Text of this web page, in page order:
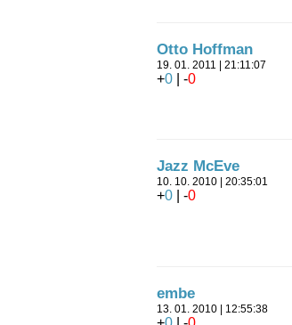
Otto Hoffman
19. 01. 2011 | 21:11:07
+0 | -0
Jazz McEve
10. 10. 2010 | 20:35:01
+0 | -0
embe
13. 01. 2010 | 12:55:38